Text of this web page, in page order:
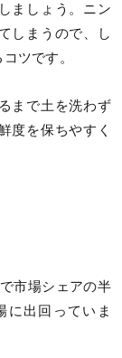
ましょう。ニン
しまうので、し
ツです。
まで土を洗わず
度を保ちやすく
市場シェアの半
に出回っていま